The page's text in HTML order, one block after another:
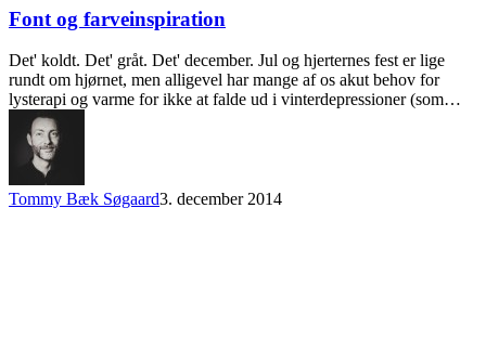
Font og farveinspiration
Det' koldt. Det' gråt. Det' december. Jul og hjerternes fest er lige
rundt om hjørnet, men alligevel har mange af os akut behov for
lysterapi og varme for ikke at falde ud i vinterdepressioner (som…
Tommy Bæk Søgaard3. december 2014